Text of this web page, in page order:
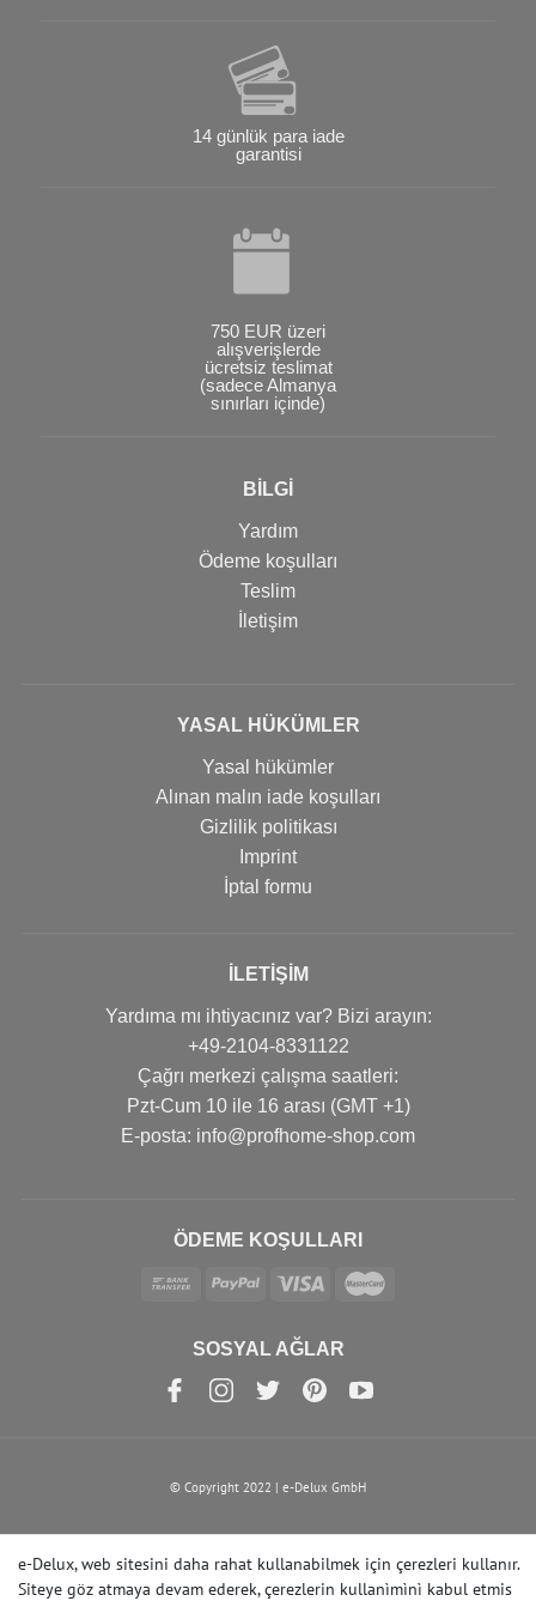
14 günlük para iade
garantisi
750 EUR üzeri
alışverişlerde
ücretsiz teslimat
(sadece Almanya
sınırları içinde)
BİLGİ
Yardım
Ödeme koşulları
Teslim
İletişim
YASAL HÜKÜMLER
Yasal hükümler
Alınan malın iade koşulları
Gizlilik politikası
Imprint
İptal formu
İLETIŞIM
Yardıma mı ihtiyacınız var? Bizi arayın:
+49-2104-8331122
Çağrı merkezi çalışma saatleri:
Pzt-Cum 10 ile 16 arası (GMT +1)
Е-posta: info@profhome-shop.com
ÖDEME KOŞULLARI
SOSYAL AĞLAR
© Copyright 2022 | e-Delux GmbH
e-Delux, web sitesini daha rahat kullanabilmek için çerezleri kullanır.
Siteye göz atmaya devam ederek, çerezlerin kullanìmìnì kabul etmis